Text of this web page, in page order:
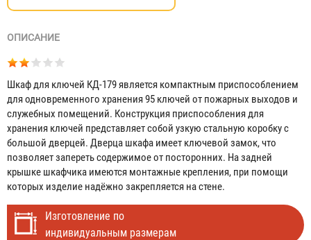
ОПИСАНИЕ
Шкаф для ключей КД-179 является компактным приспособлением
для одновременного хранения 95 ключей от пожарных выходов и
служебных помещений. Конструкция приспособления для
хранения ключей представляет собой узкую стальную коробку с
большой дверцей. Дверца шкафа имеет ключевой замок, что
позволяет запереть содержимое от посторонних. На задней
крышке шкафчика имеются монтажные крепления, при помощи
которых изделие надёжно закрепляется на стене.
Изготовление по
индивидуальным размерам